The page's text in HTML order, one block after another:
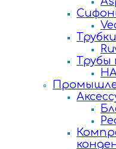
Трубы